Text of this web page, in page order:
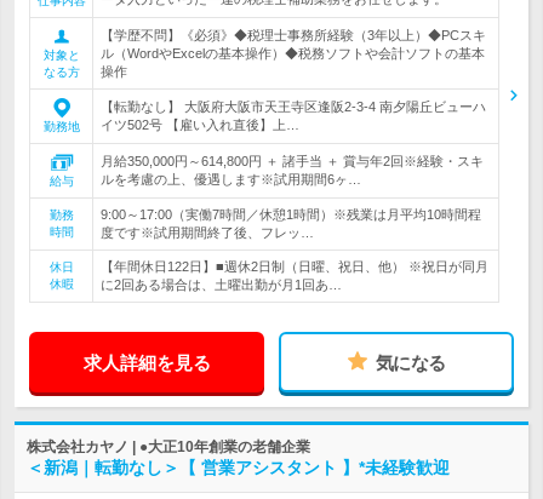
対象と
なる方
【学歴不問】《必須》◆税理士事務所経験（3年以上）◆PCスキ
ル（WordやExcelの基本操作）◆税務ソフトや会計ソフトの基本
操作
勤務地
【転勤なし】 大阪府大阪市天王寺区逢阪2-3-4 南夕陽丘ビューハ
イツ502号 【雇い入れ直後】上…
給与
月給350,000円～614,800円 ＋ 諸手当 ＋ 賞与年2回※経験・スキ
ルを考慮の上、優遇します※試用期間6ヶ…
勤務
時間
9:00～17:00（実働7時間／休憩1時間）※残業は月平均10時間程
度です※試用期間終了後、フレッ…
休日
休暇
【年間休日122日】■週休2日制（日曜、祝日、他） ※祝日が同月
に2回ある場合は、土曜出勤が月1回あ…
求人詳細を見る 気になる
株式会社カヤノ | ●大正10年創業の老舗企業
＜新潟｜転勤なし＞【 営業アシスタント 】*未経験歓迎